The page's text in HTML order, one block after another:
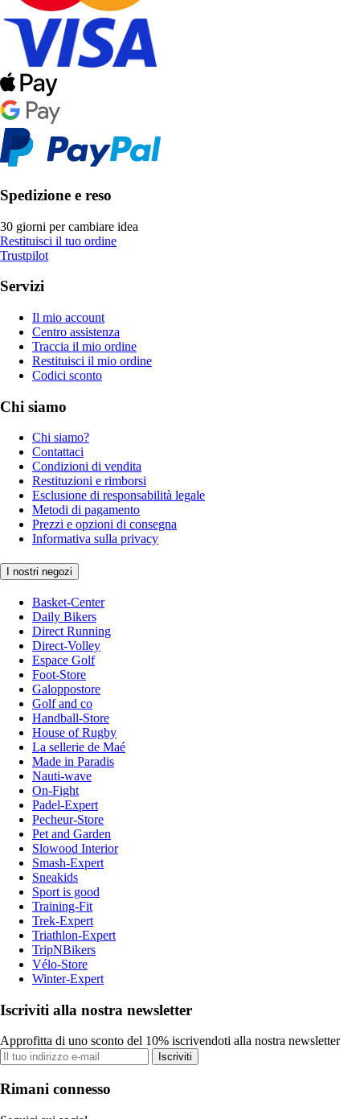
Spedizione e reso
30 giorni per cambiare idea
Restituisci il tuo ordine
Trustpilot
Servizi
Il mio account
Centro assistenza
Traccia il mio ordine
Restituisci il mio ordine
Codici sconto
Chi siamo
Chi siamo?
Contattaci
Condizioni di vendita
Restituzioni e rimborsi
Esclusione di responsabilità legale
Metodi di pagamento
Prezzi e opzioni di consegna
Informativa sulla privacy
I nostri negozi
Basket-Center
Daily Bikers
Direct Running
Direct-Volley
Espace Golf
Foot-Store
Galoppostore
Golf and co
Handball-Store
House of Rugby
La sellerie de Maé
Made in Paradis
Nauti-wave
On-Fight
Padel-Expert
Pecheur-Store
Pet and Garden
Slowood Interior
Smash-Expert
Sneakids
Sport is good
Training-Fit
Trek-Expert
Triathlon-Expert
TripNBikers
Vélo-Store
Winter-Expert
Iscriviti alla nostra newsletter
Approfitta di uno sconto del 10% iscrivendoti alla nostra newsletter
Iscriviti
Rimani connesso